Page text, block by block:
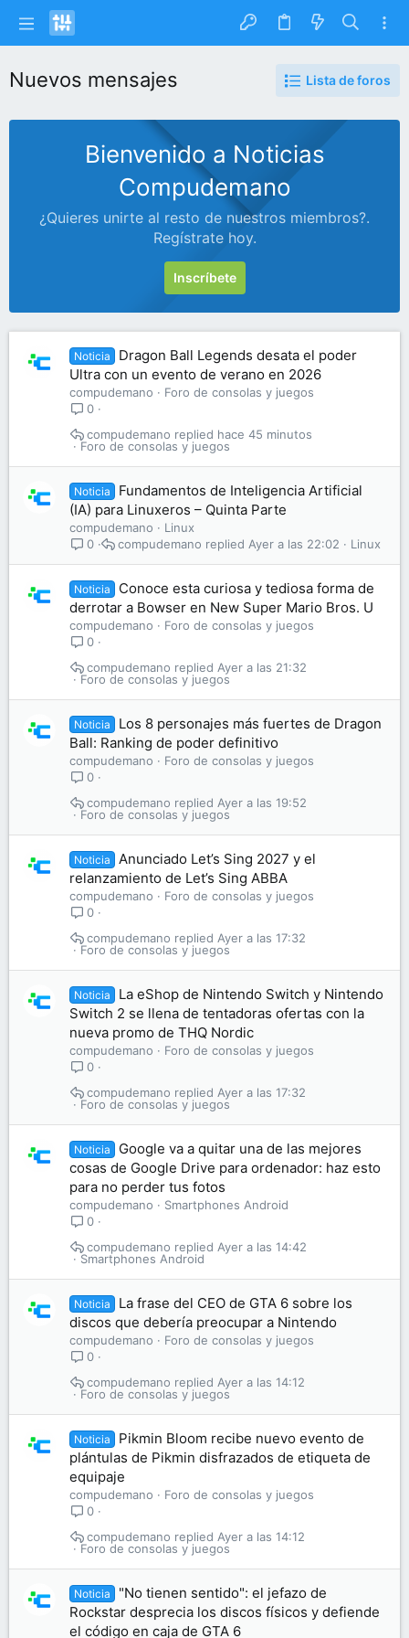
Nuevos mensajes Lista de foros
Bienvenido a Noticias
Compudemano
¿Quieres unirte al resto de nuestros miembros?.
Regístrate hoy.
Inscríbete
Noticia
Dragon Ball Legends desata el poder
Ultra con un evento de verano en 2026
compudemano
Foro de consolas y juegos
0
Foro de consolas y juegos
hace 45 minutos
compudemano
Noticia
Fundamentos de Inteligencia Artificial
(IA) para Linuxeros – Quinta Parte
compudemano
Linux
0
Linux
Ayer a las 22:02
compudemano
Noticia
Conoce esta curiosa y tediosa forma de
derrotar a Bowser en New Super Mario Bros. U
compudemano
Foro de consolas y juegos
0
Foro de consolas y juegos
Ayer a las 21:32
compudemano
Noticia
Los 8 personajes más fuertes de Dragon
Ball: Ranking de poder definitivo
compudemano
Foro de consolas y juegos
0
Foro de consolas y juegos
Ayer a las 19:52
compudemano
Noticia
Anunciado Let’s Sing 2027 y el
relanzamiento de Let’s Sing ABBA
compudemano
Foro de consolas y juegos
0
Foro de consolas y juegos
Ayer a las 17:32
compudemano
Noticia
La eShop de Nintendo Switch y Nintendo
Switch 2 se llena de tentadoras ofertas con la
nueva promo de THQ Nordic
compudemano
Foro de consolas y juegos
0
Foro de consolas y juegos
Ayer a las 17:32
compudemano
Noticia
Google va a quitar una de las mejores
cosas de Google Drive para ordenador: haz esto
para no perder tus fotos
compudemano
Smartphones Android
0
Smartphones Android
Ayer a las 14:42
compudemano
Noticia
La frase del CEO de GTA 6 sobre los
discos que debería preocupar a Nintendo
compudemano
Foro de consolas y juegos
0
Foro de consolas y juegos
Ayer a las 14:12
compudemano
Noticia
Pikmin Bloom recibe nuevo evento de
plántulas de Pikmin disfrazados de etiqueta de
equipaje
compudemano
Foro de consolas y juegos
0
Foro de consolas y juegos
Ayer a las 14:12
compudemano
Noticia
"No tienen sentido": el jefazo de
Rockstar desprecia los discos físicos y defiende
el código en caja de GTA 6